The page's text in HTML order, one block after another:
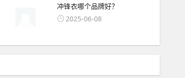
冲锋衣哪个品牌好？
2025-06-08